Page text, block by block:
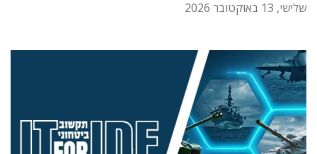
שלישי, 13 באוקטובר 2026